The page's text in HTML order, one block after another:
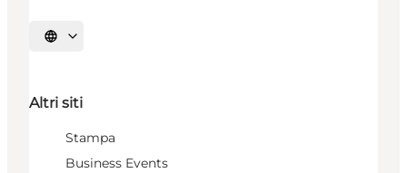
Seleziona la lingua
Altri siti
Stampa
Business Events